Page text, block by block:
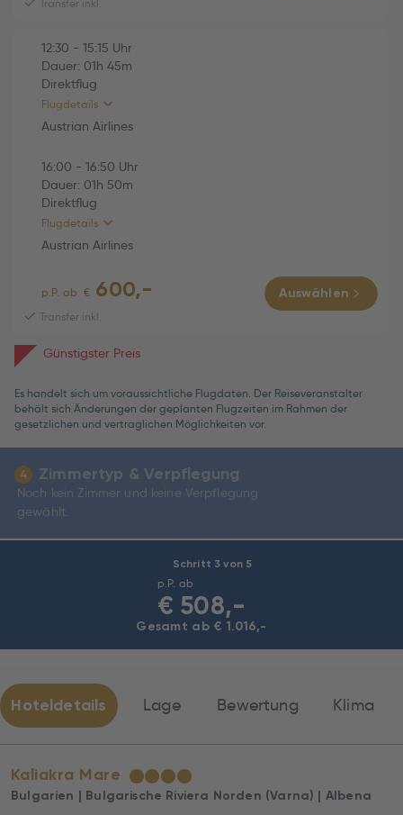
Schritt 3 von 5
p.P. ab
€ 508,-
Gesamt ab € 1.016,-
Fr., 09.10.2026
16:00 Varna (VAR) -
16:50 Wien (VIE)
Economy
Transfer inkl.
12:30 - 15:15 Uhr
Dauer: 01h 45m
Direktflug
Flugdetails
Austrian Airlines
HINFLUG (Direktflug)
Austrian Airlines (OS769)
So., 04.10.2026
15:15 Varna (VAR)
16:00 - 16:50 Uhr
Dauer: 01h 50m
Direktflug
Flugdetails
Austrian Airlines
RÜCKFLUG (Direktflug) 01h 50m
Fr., 09.10.2026
16:50 Wien (VIE)
Economy
p.P. ab € 600,-
Transfer inkl.
Auswählen
Günstigster Preis
Es handelt sich um voraussichtliche Flugdaten. Der Reiseveranstalter
behält sich Änderungen der geplanten Flugzeiten im Rahmen der
gesetzlichen und vertraglichen Möglichkeiten vor.
4 Zimmertyp & Verpflegung
Noch kein Zimmer und keine Verpflegung
gewählt.
Hoteldetails Lage Bewertung Klima
Kaliakra Mare ★★★★
Bulgarien | Bulgarische Riviera Norden (Varna) | Albena